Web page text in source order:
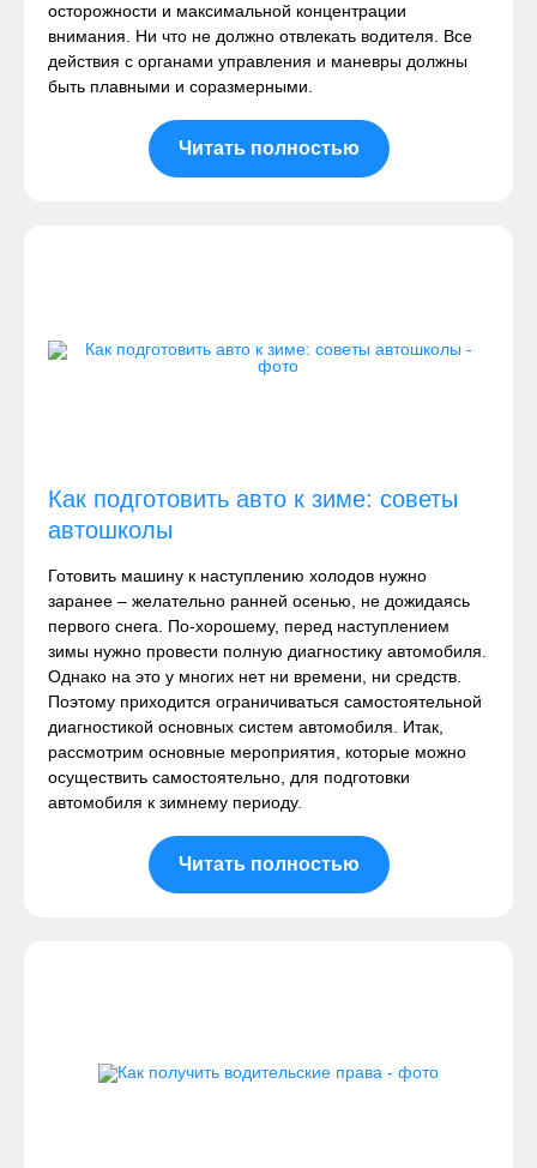
осторожности и максимальной концентрации
внимания. Ни что не должно отвлекать водителя. Все
действия с органами управления и маневры должны
быть плавными и соразмерными.
Читать полностью
Как подготовить авто к зиме: советы
автошколы
Готовить машину к наступлению холодов нужно
заранее – желательно ранней осенью, не дожидаясь
первого снега. По-хорошему, перед наступлением
зимы нужно провести полную диагностику автомобиля.
Однако на это у многих нет ни времени, ни средств.
Поэтому приходится ограничиваться самостоятельной
диагностикой основных систем автомобиля. Итак,
рассмотрим основные мероприятия, которые можно
осуществить самостоятельно, для подготовки
автомобиля к зимнему периоду.
Читать полностью